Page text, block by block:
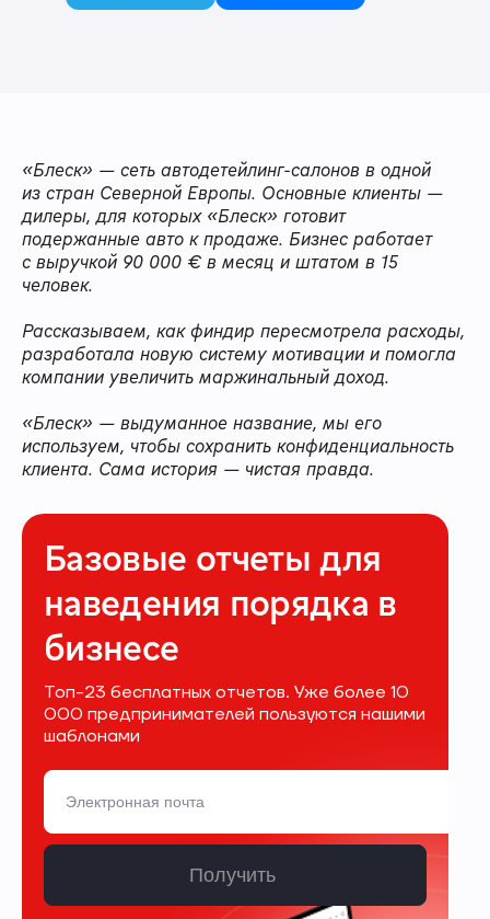
«Блеск» — сеть автодетейлинг-салонов в одной
из стран Северной Европы. Основные клиенты —
дилеры, для которых «Блеск» готовит
подержанные авто к продаже. Бизнес работает
с выручкой 90 000 € в месяц и штатом в 15
человек.
Рассказываем, как финдир пересмотрела расходы,
разработала новую систему мотивации и помогла
компании увеличить маржинальный доход.
«Блеск» — выдуманное название, мы его
используем, чтобы сохранить конфиденциальность
клиента. Сама история — чистая правда.
Базовые отчеты для
наведения порядка в
бизнесе
Топ-23 бесплатных отчетов. Уже более 10
000 предпринимателей пользуются нашими
шаблонами
Получить